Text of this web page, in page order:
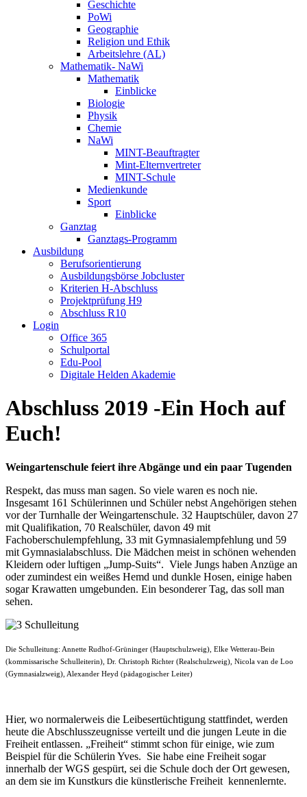
Geschichte
PoWi
Geographie
Religion und Ethik
Arbeitslehre (AL)
Mathematik- NaWi
Mathematik
Einblicke
Biologie
Physik
Chemie
NaWi
MINT-Beauftragter
Mint-Elternvertreter
MINT-Schule
Medienkunde
Sport
Einblicke
Ganztag
Ganztags-Programm
Ausbildung
Berufsorientierung
Ausbildungsbörse Jobcluster
Kriterien H-Abschluss
Projektprüfung H9
Abschluss R10
Login
Office 365
Schulportal
Edu-Pool
Digitale Helden Akademie
Abschluss 2019 -Ein Hoch auf
Euch!
Weingartenschule feiert ihre Abgänge und ein paar Tugenden
Respekt, das muss man sagen. So viele waren es noch nie.
Insgesamt 161 Schülerinnen und Schüler nebst Angehörigen stehen
vor der Turnhalle der Weingartenschule. 32 Hauptschüler, davon 27
mit Qualifikation, 70 Realschüler, davon 49 mit
Fachoberschulempfehlung, 33 mit Gymnasialempfehlung und 59
mit Gymnasialabschluss. Die Mädchen meist in schönen wehenden
Kleidern oder luftigen „Jump-Suits“. Viele Jungs haben Anzüge an
oder zumindest ein weißes Hemd und dunkle Hosen, einige haben
sogar Krawatten umgebunden. Ein besonderer Tag, das soll man
sehen.
Die Schulleitung: Annette Rudhof-Grüninger (Hauptschulzweig), Elke Wetterau-Bein
(kommissarische Schulleiterin), Dr. Christoph Richter (Realschulzweig), Nicola van de Loo
(Gymnasialzweig), Alexander Heyd (pädagogischer Leiter)
Hier, wo normalerweis die Leibesertüchtigung stattfindet, werden
heute die Abschlusszeugnisse verteilt und die jungen Leute in die
Freiheit entlassen. „Freiheit“ stimmt schon für einige, wie zum
Beispiel für die Schülerin Yves. Sie habe eine Freiheit sogar
innerhalb der WGS gespürt, sei die Schule doch der Ort gewesen,
an dem sie im Kunstkurs die künstlerische Freiheit kennenlernte.